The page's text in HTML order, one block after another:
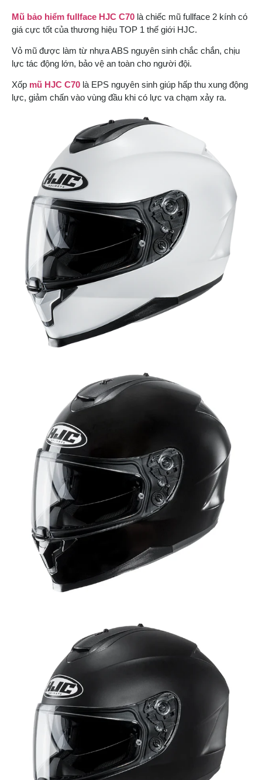
Mũ bảo hiểm fullface HJC C70 là chiếc mũ fullface 2 kính có
giá cực tốt của thương hiệu TOP 1 thế giới HJC.
Vỏ mũ được làm từ nhựa ABS nguyên sinh chắc chắn, chịu
lực tác động lớn, bảo vệ an toàn cho người đội.
Xốp mũ HJC C70 là EPS nguyên sinh giúp hấp thu xung động
lực, giảm chấn vào vùng đầu khi có lực va chạm xảy ra.